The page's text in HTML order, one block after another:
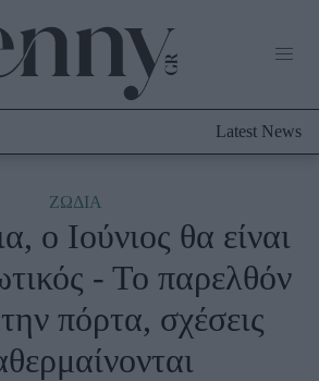
Latest News
ΖΩΔΙΑ
ο Ιούνιος θα είναι
- Το παρελθόν
πόρτα, σχέσεις